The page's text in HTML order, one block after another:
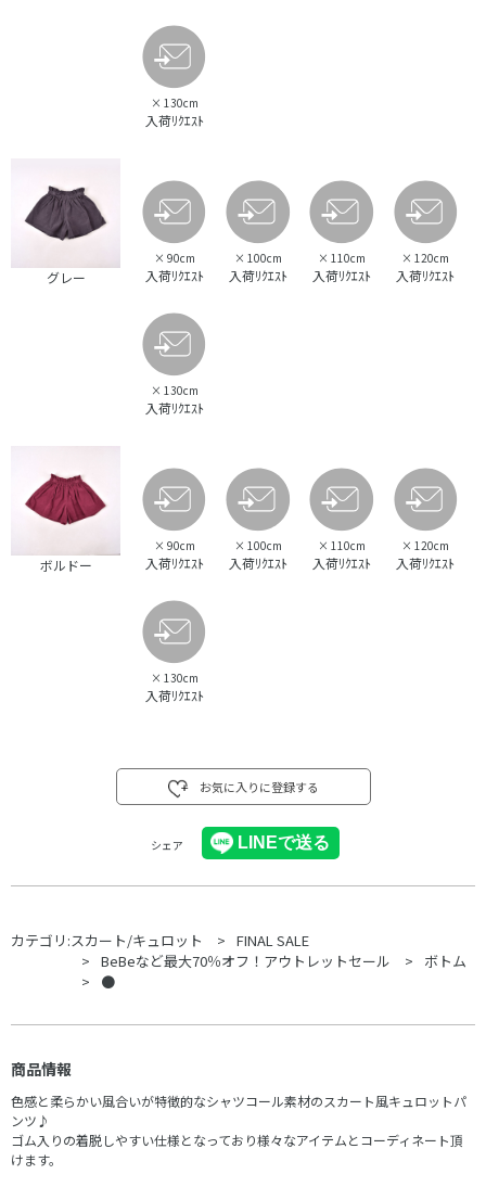
× 130cm
入荷ﾘｸｴｽﾄ
グレー
× 90cm
入荷ﾘｸｴｽﾄ
× 100cm
入荷ﾘｸｴｽﾄ
× 110cm
入荷ﾘｸｴｽﾄ
× 120cm
入荷ﾘｸｴｽﾄ
× 130cm
入荷ﾘｸｴｽﾄ
ボルドー
× 90cm
入荷ﾘｸｴｽﾄ
× 100cm
入荷ﾘｸｴｽﾄ
× 110cm
入荷ﾘｸｴｽﾄ
× 120cm
入荷ﾘｸｴｽﾄ
× 130cm
入荷ﾘｸｴｽﾄ
お気に入りに登録する
シェア
カテゴリ:スカート/キュロット
FINAL SALE
BeBeなど最大70％オフ！アウトレットセール
ボトム
●
商品情報
色感と柔らかい風合いが特徴的なシャツコール素材のスカート風キュロットパ
ンツ♪
ゴム入りの着脱しやすい仕様となっており様々なアイテムとコーディネート頂
けます。